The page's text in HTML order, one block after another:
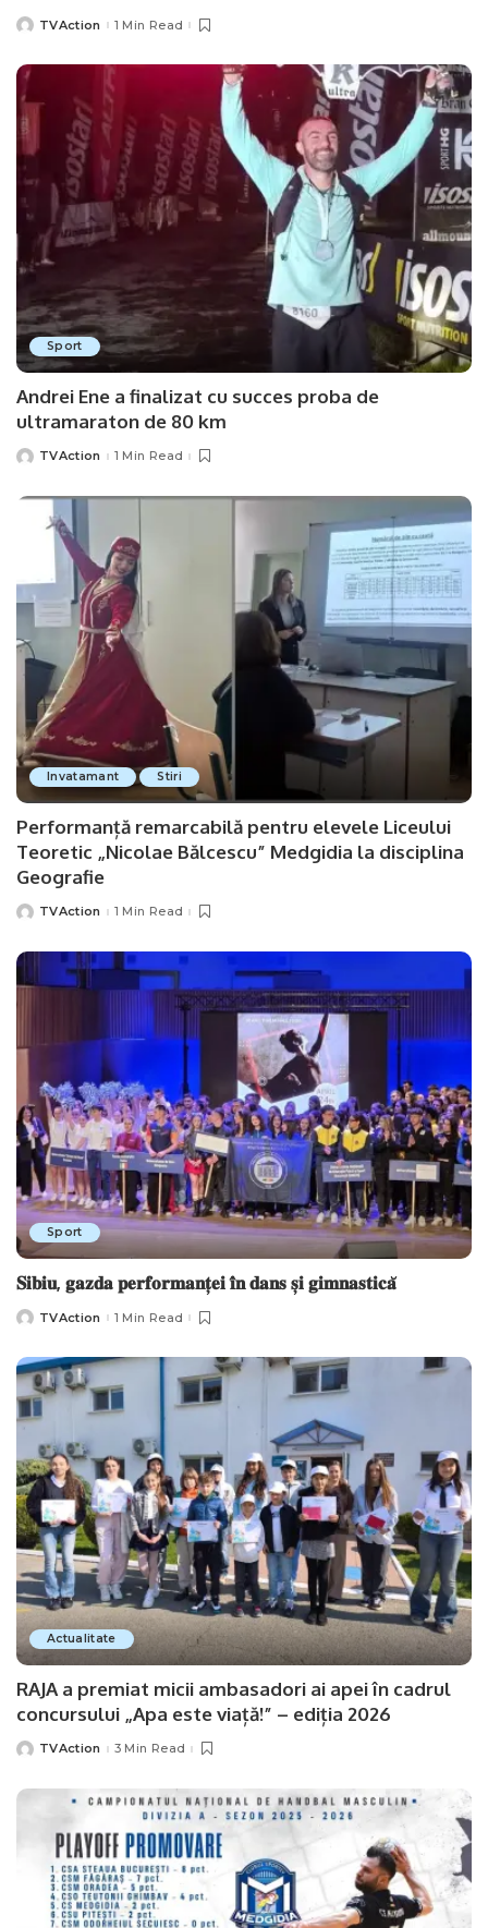
PostedTVAction 1 Min Read
Sport
Andrei Ene a finalizat cu succes proba de
ultramaraton de 80 km
PostedTVAction 1 Min Read
Invatamant Stiri
Performanță remarcabilă pentru elevele Liceului
Teoretic „Nicolae Bălcescu” Medgidia la disciplina
Geografie
PostedTVAction 1 Min Read
Sport
𝐒𝐢𝐛𝐢𝐮, 𝐠𝐚𝐳𝐝𝐚 𝐩𝐞𝐫𝐟𝐨𝐫𝐦𝐚𝐧𝐭̦𝐞𝐢 𝐢̂𝐧 𝐝𝐚𝐧𝐬 𝐬̦𝐢 𝐠𝐢𝐦𝐧𝐚𝐬𝐭𝐢𝐜𝐚̆
PostedTVAction 1 Min Read
Actualitate
RAJA a premiat micii ambasadori ai apei în cadrul
concursului „Apa este viață!” – ediția 2026
PostedTVAction 3 Min Read